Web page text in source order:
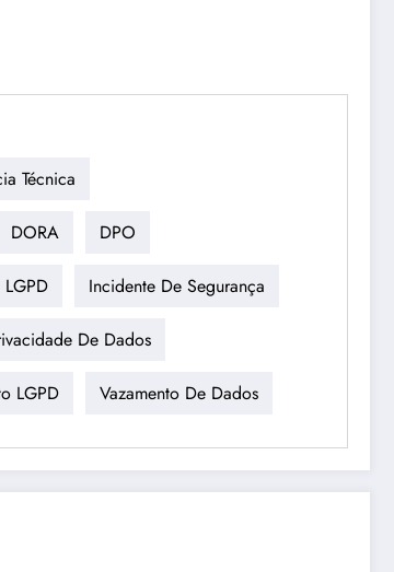
Técnica
DORA DPO
Incidente De Segurança
De Dados
LGPD Vazamento De Dados